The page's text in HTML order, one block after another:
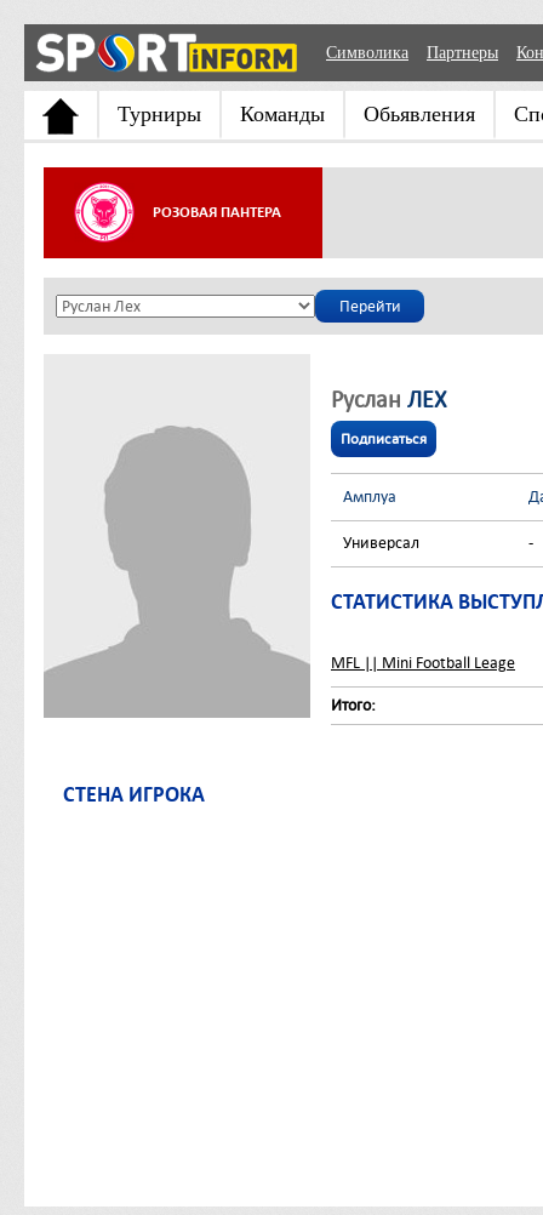
Символика Партнеры
Турниры Команды Обьявления
РОЗОВАЯ ПАНТЕРА
Руслан ЛЕХ
Подписаться
Амплуа
Универсал -
СТАТИСТИКА
MFL || Mini Football Leage
Итого:
СТЕНА ИГРОКА